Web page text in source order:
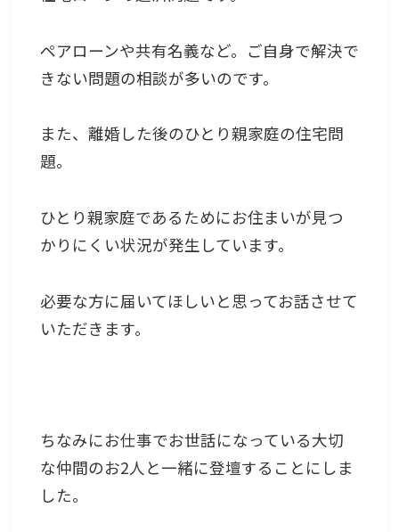
ペアローンや共有名義など。ご自身で解決で
きない問題の相談が多いのです。
また、離婚した後のひとり親家庭の住宅問
題。
ひとり親家庭であるためにお住まいが見つ
かりにくい状況が発生しています。
必要な方に届いてほしいと思ってお話させて
いただきます。
ちなみにお仕事でお世話になっている大切
な仲間のお2人と一緒に登壇することにしま
した。